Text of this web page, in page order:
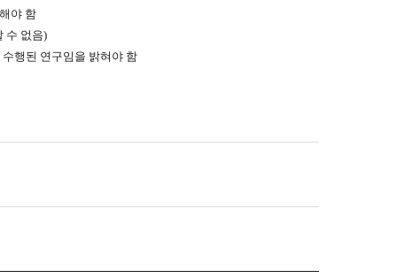
야 함
수 없음)
행된 연구임을 밝혀야 함